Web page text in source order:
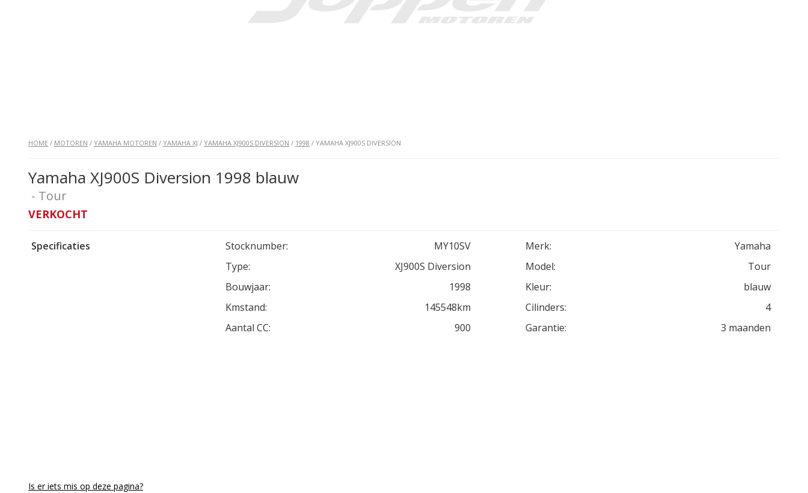
HOME / MOTOREN / YAMAHA MOTOREN / YAMAHA XJ / YAMAHA XJ900S DIVERSION / 1998 / YAMAHA XJ900S DIVERSION
Yamaha XJ900S Diversion 1998 blauw
- Tour
VERKOCHT
Specificaties Stocknumber: MY10SV Merk:
Yamaha
Type:
XJ900S Diversion Model:
Tour
Bouwjaar:
1998 Kleur:
blauw
Kmstand:
145548km Cilinders:
4
Aantal CC:
900 Garantie: 3 maanden
Is er iets mis op deze pagina?